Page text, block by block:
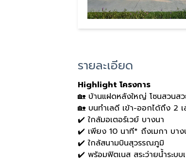
รายละเอียด
Highlight โครงการ
🏡 บ้านแฝดหลังใหญ่ โซนสวนส
🏡 บนทำเลดี เข้า-ออกได้ถึง 2
✔️ ใกล้มอเตอร์เวย์ บางนา
✔️ เพียง 10 นาที* ถึงเมกา บาง
✔️ ใกล้สนามบินสุวรรณภูมิ
✔️ พร้อมฟิตเนส สระว่ายน้ำระบบ